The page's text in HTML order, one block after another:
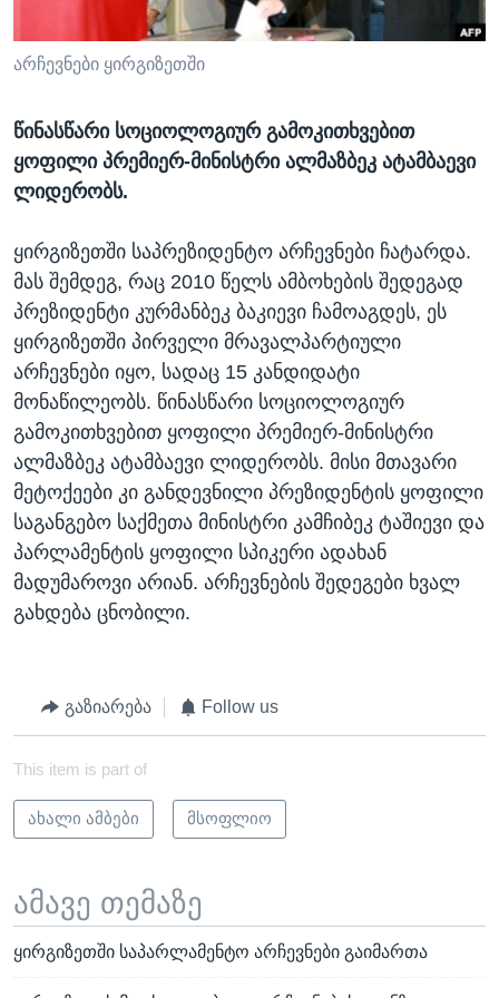
ᲡᲢᲣᲓᲘᲐ ᲕᲐᲨᲘᲜᲒᲢᲝᲜᲘ
ᲯᲐᲜᲛᲠᲗᲔᲚᲝᲑᲐ
ᲘᲜᲢᲔᲠᲕᲘᲣ
ᲙᲣᲚᲢᲣᲠᲐ
ᲓᲔᲖᲘᲜᲤᲝᲠᲛᲐᲪᲘᲐ
Learning English
ენები
არჩევნები ყირგიზეთში
წინასწარი სოციოლოგიურ გამოკითხვებით
ყოფილი პრემიერ-მინისტრი ალმაზბეკ ატამბაევი
ლიდერობს.
ყირგიზეთში საპრეზიდენტო არჩევნები ჩატარდა.
მას შემდეგ, რაც 2010 წელს ამბოხების შედეგად
პრეზიდენტი კურმანბეკ ბაკიევი ჩამოაგდეს, ეს
ყირგიზეთში პირველი მრავალპარტიული
არჩევნები იყო, სადაც 15 კანდიდატი
მონაწილეობს. წინასწარი სოციოლოგიურ
გამოკითხვებით ყოფილი პრემიერ-მინისტრი
ალმაზბეკ ატამბაევი ლიდერობს. მისი მთავარი
მეტოქეები კი განდევნილი პრეზიდენტის ყოფილი
საგანგებო საქმეთა მინისტრი კამჩიბეკ ტაშიევი და
პარლამენტის ყოფილი სპიკერი ადახან
მადუმაროვი არიან. არჩევნების შედეგები ხვალ
გახდება ცნობილი.
გაზიარება Follow us
This item is part of
ახალი ამბები მსოფლიო
ამავე თემაზე
ყირგიზეთში საპარლამენტო არჩევნები გაიმართა